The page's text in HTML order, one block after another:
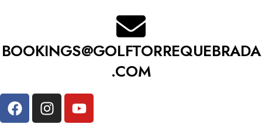
BOOKINGS@GOLFTORREQUEBRADA
.COM